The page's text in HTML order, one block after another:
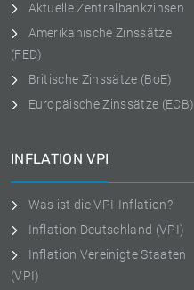
Aktuelle Zentralbankzinsen
Amerikanische Zinssätze
(FED)
Britische Zinssätze (BoE)
Europäische Zinssätze (ECB)
INFLATION VPI
Was ist die VPI-Inflation?
Inflation Deutschland (VPI)
Inflation Vereinigte Staaten
(VPI)